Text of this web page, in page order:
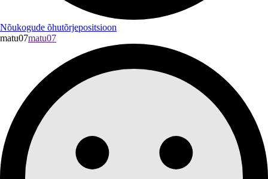
Nõukogude õhutõrjepositsioon
matu07matu07